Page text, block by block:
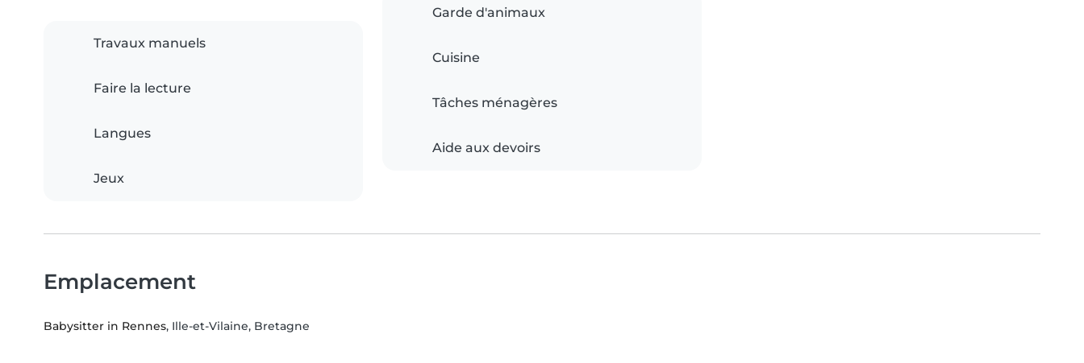
Travaux manuels
Faire la lecture
Langues
Jeux
Garde d'animaux
Cuisine
Tâches ménagères
Aide aux devoirs
Emplacement
Babysitter in Rennes, Ille-et-Vilaine, Bretagne